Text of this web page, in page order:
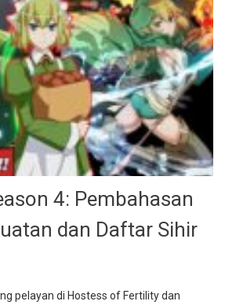
4: Pembahasan
dan Daftar Sihir
pelayan di Hostess of Fertility dan